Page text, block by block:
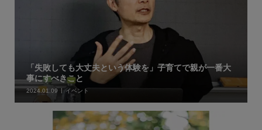
「失敗しても大丈夫という体験を」子育てで親が一番大
事にすべきこと
2024.01.09 イベント